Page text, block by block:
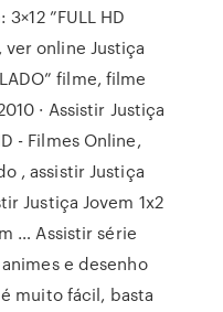
”FULL HD
ver online Justiça
filme, filme
· Assistir Justiça
- Filmes Online,
, assistir Justiça
Justiça Jovem 1x2
… Assistir série
e desenho
muito fácil, basta